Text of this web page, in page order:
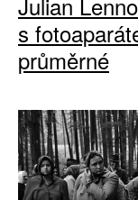
s
průměrné